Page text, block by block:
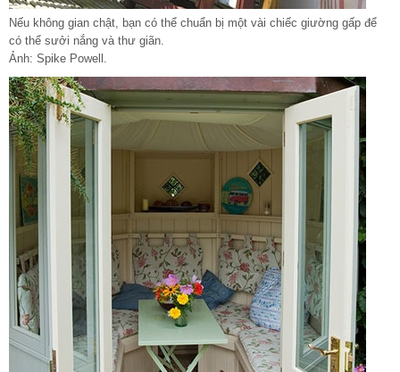
Nếu không gian chật, bạn có thể chuẩn bị một vài chiếc giường gấp để
có thể sưởi nắng và thư giãn.
Ảnh: Spike Powell.